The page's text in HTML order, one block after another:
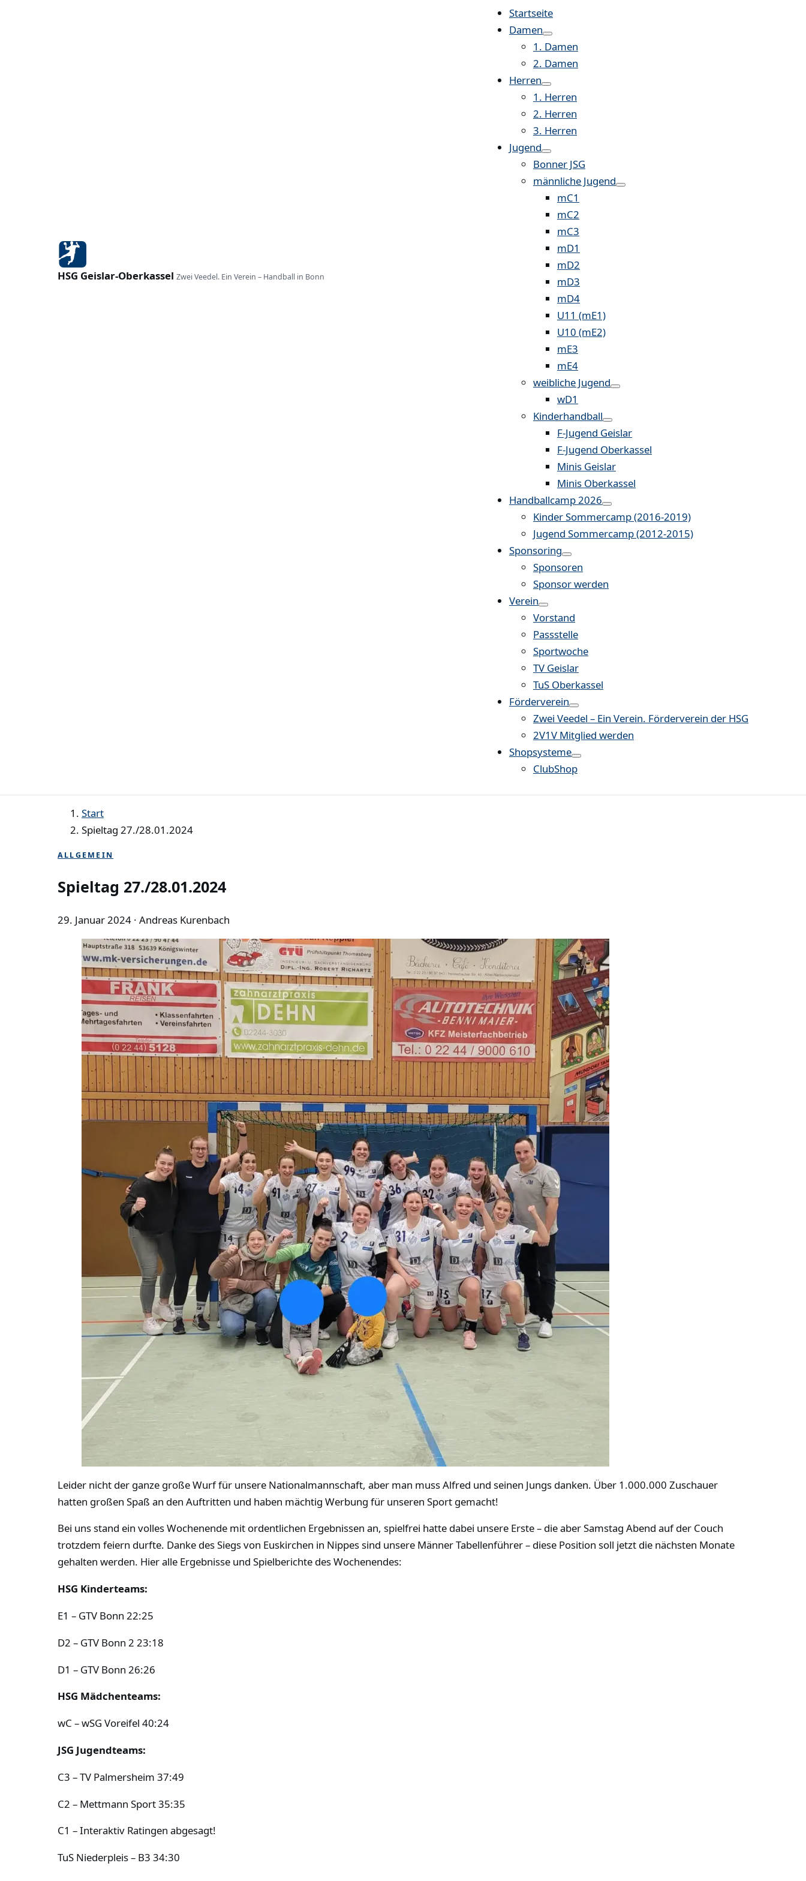
HSG Geislar-Oberkassel Zwei Veedel. Ein Verein – Handball in Bonn
Startseite
Damen
1. Damen
2. Damen
Herren
1. Herren
2. Herren
3. Herren
Jugend
Bonner JSG
männliche Jugend
mC1
mC2
mC3
mD1
mD2
mD3
mD4
U11 (mE1)
U10 (mE2)
mE3
mE4
weibliche Jugend
wD1
Kinderhandball
F-Jugend Geislar
F-Jugend Oberkassel
Minis Geislar
Minis Oberkassel
Handballcamp 2026
Kinder Sommercamp (2016-2019)
Jugend Sommercamp (2012-2015)
Sponsoring
Sponsoren
Sponsor werden
Verein
Vorstand
Passstelle
Sportwoche
TV Geislar
TuS Oberkassel
Förderverein
Zwei Veedel – Ein Verein. Förderverein der HSG
2V1V Mitglied werden
Shopsysteme
ClubShop
Start
Spieltag 27./28.01.2024
ALLGEMEIN
Spieltag 27./28.01.2024
29. Januar 2024 · Andreas Kurenbach
Leider nicht der ganze große Wurf für unsere Nationalmannschaft, aber man muss Alfred und seinen Jungs danken. Über 1.000.000 Zuschauer
hatten großen Spaß an den Auftritten und haben mächtig Werbung für unseren Sport gemacht!
Bei uns stand ein volles Wochenende mit ordentlichen Ergebnissen an, spielfrei hatte dabei unsere Erste – die aber Samstag Abend auf der Couch
trotzdem feiern durfte. Danke des Siegs von Euskirchen in Nippes sind unsere Männer Tabellenführer – diese Position soll jetzt die nächsten Monate
gehalten werden. Hier alle Ergebnisse und Spielberichte des Wochenendes:
HSG Kinderteams:
E1 – GTV Bonn 22:25
D2 – GTV Bonn 2 23:18
D1 – GTV Bonn 26:26
HSG Mädchenteams:
wC – wSG Voreifel 40:24
JSG Jugendteams:
C3 – TV Palmersheim 37:49
C2 – Mettmann Sport 35:35
C1 – Interaktiv Ratingen abgesagt!
TuS Niederpleis – B3 34:30